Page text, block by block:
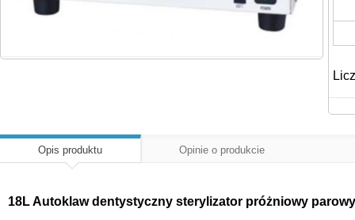
Opis produktu Opinie o produkcie
18L Autoklaw dentystyczny sterylizator próżniowy